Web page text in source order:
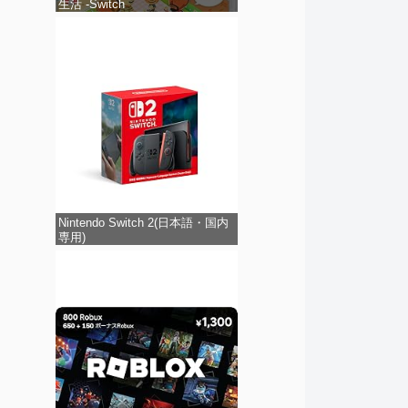
生活 -Switch
Nintendo Switch 2(日本語・国内
専用)